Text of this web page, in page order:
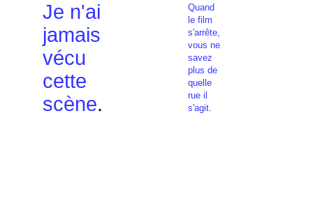
Je n'ai
jamais
vécu
cette
scène.
Quand
le film
s'arrête,
vous ne
savez
plus de
quelle
rue il
s'agit.